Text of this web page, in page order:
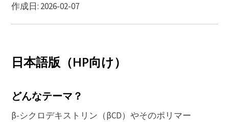
作成日: 2026-02-07
日本語版（HP向け）
どんなテーマ？
β-シクロデキストリン（βCD）やそのポリマー